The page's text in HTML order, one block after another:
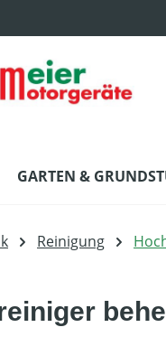
GARTEN &
Reinigung